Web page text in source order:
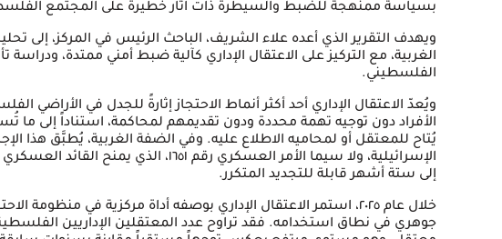
بسياسة ممنهجة للضبط والسيطرة ذات آثار خطيرة على المجتمع
ويهدف التقرير الذي أعده علاء الشريف، الباحث الرئيس في المركز، إلى
الغربية، مع التركيز على الاعتقال الإداري كآلية ضبط أمني ممتدة، ودراسة
الفلسطيني.
ويُعدّ الاعتقال الإداري أحد أكثر أنماط الاحتجاز إثارةً للجدل في الأراضي
الأفراد دون توجيه تهمة محددة ودون تقديمهم لمحاكمة، استناداً إلى ما
يُتاح للمعتقل أو لمحاميه الاطلاع عليه. وفي الضفة الغربية، يُطبَّق هذا
الإسرائيلية، ولا سيما الأمر العسكري رقم
إلى ستة أشهر قابلة للتجديد المتكرر.
خلال عام ٢٠٢٥، استمر الاعتقال الإداري بوصفه أداة مركزية في